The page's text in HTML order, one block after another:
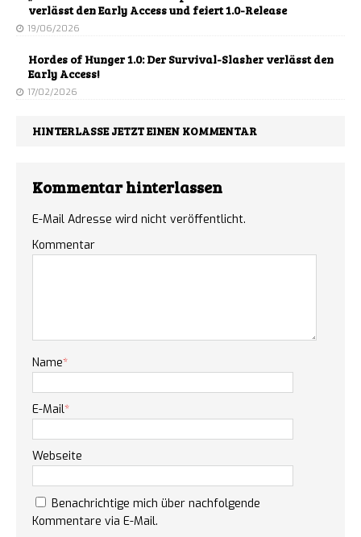
verlässt den Early Access und feiert 1.0-Release
19/06/2026
Hordes of Hunger 1.0: Der Survival-Slasher verlässt den
Early Access!
17/02/2026
HINTERLASSE JETZT EINEN KOMMENTAR
Kommentar hinterlassen
E-Mail Adresse wird nicht veröffentlicht.
Kommentar
Name*
E-Mail*
Webseite
Benachrichtige mich über nachfolgende
Kommentare via E-Mail.